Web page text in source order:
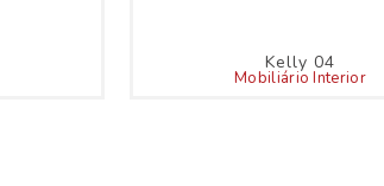
Kelly 04
Mobiliário Interior